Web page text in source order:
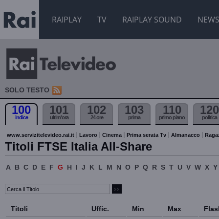
RAIPLAY TV RAIPLAY SOUND NEWS
SOLO TESTO
100
indice
101
ultim'ora
102
24 ore
103
prima
110
primo piano
120
politica
www.servizitelevideo.rai.it Lavoro Cinema Prima serata Tv Almanacco
Titoli FTSE Italia All-Share
A B C D E F G H I J K L M N O P Q R S T U V W X Y
Titoli Uffic. Min Max